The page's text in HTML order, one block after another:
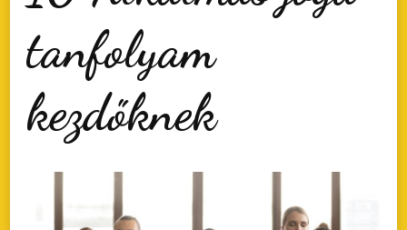
tanfolyam
kezdőknek